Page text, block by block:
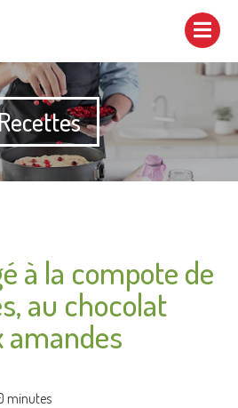
à la compote de
au chocolat
amandes
minutes